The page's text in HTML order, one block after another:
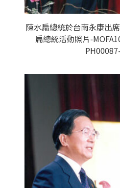
陳水扁總統於台南永康出
扁總統活動照片-